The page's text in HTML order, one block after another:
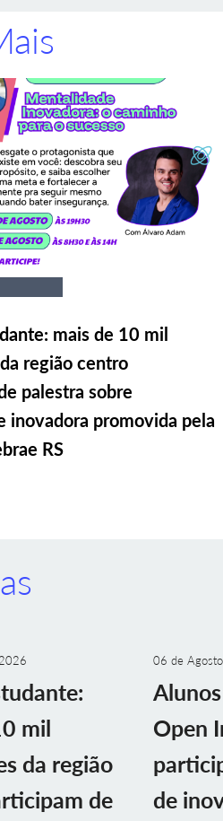
mais de 10 mil
região centro
palestra sobre
inovadora promovida pela
RS
mil
da região
de
06 de
Open
de